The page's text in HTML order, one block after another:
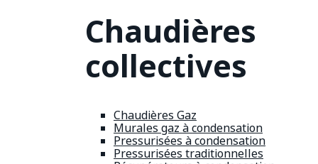
Chaudières
collectives
Chaudières Gaz
Murales gaz à condensation
Pressurisées à condensation
Pressurisées traditionnelles